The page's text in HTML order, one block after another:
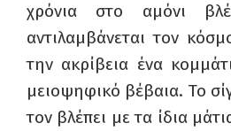
χρόνια στο αμόνι
αντιλαμβάνεται τον
την ακρίβεια ένα
μειοψηφικό βέβαια. Το
τον βλέπει με τα ίδια